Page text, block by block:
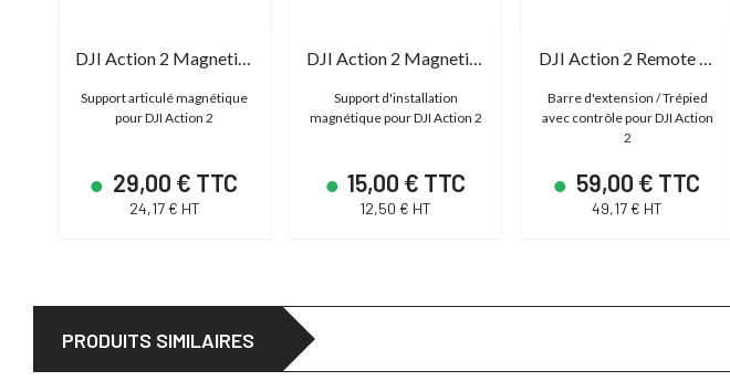
DJI Action 2 Magnetic Ball-Joint Adapter Mount
Support articulé magnétique
pour DJI Action 2
29,00 € TTC
24,17 € HT
DJI Action 2 Magnetic Adapter Mount
Support d'installation
magnétique pour DJI Action 2
15,00 € TTC
12,50 € HT
DJI Action 2 Remote controle Extension Rod
Barre d'extension / Trépied
avec contrôle pour DJI Action
2
59,00 € TTC
49,17 € HT
PRODUITS SIMILAIRES